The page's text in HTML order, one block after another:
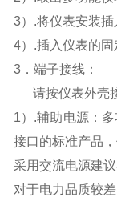
3）.将仪表安装
4）.插入仪表的
3 ．端子接线：
请按仪表外壳
1） .辅助电源：
接口的标准产品
采用交流电源建
对于电力品质较